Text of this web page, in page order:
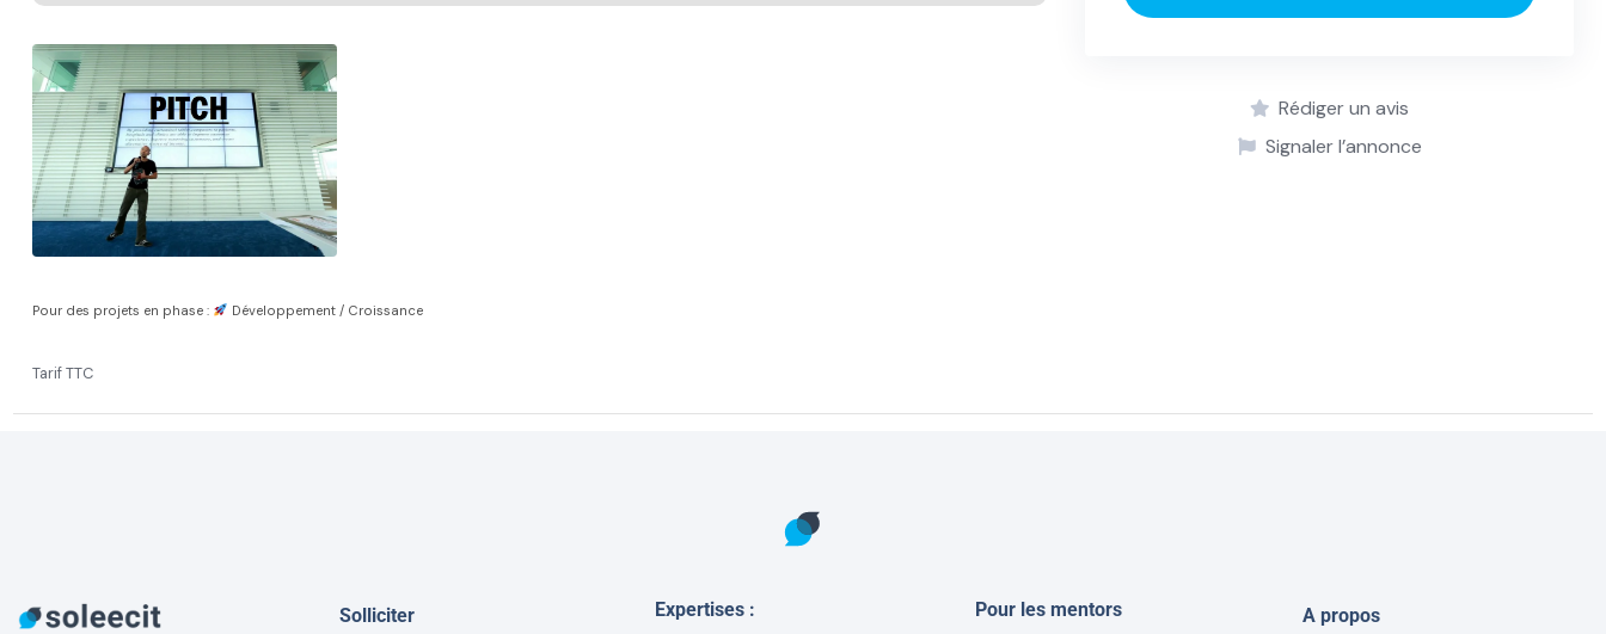
Pour des projets en phase : Développement / Croissance
Tarif TTC
Rédiger un avis
Signaler l’annonce
Solliciter
Expertises :
Pour les mentors
A propos